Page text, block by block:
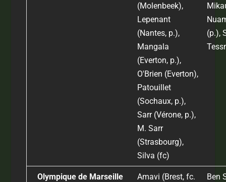
(Molenbeek),
Lepenant
(Nantes, p.),
Mangala
(Everton, p.),
O'Brien (Everton),
Patouillet
(Sochaux, p.),
Sarr (Vérone, p.),
M. Sarr
(Strasbourg),
Silva (fc)
(p.),
Olympique de Marseille
Amavi (Brest, fc.
Ben